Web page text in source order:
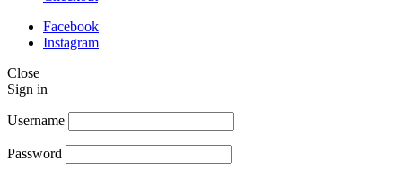
Facebook
Instagram
Close
Sign in
Username
Password